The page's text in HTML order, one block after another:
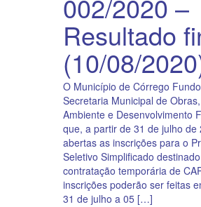
002/2020 –
Resultado
(10/08/
O Município de Córrego
Secretaria Municipal de
Ambiente e Desenvolvimento
que, a partir de 31 de julho de
abertas as inscrições para o
Seletivo Simplificado
contratação temporária de
inscrições poderão ser feitas
31 de julho a 05 […]